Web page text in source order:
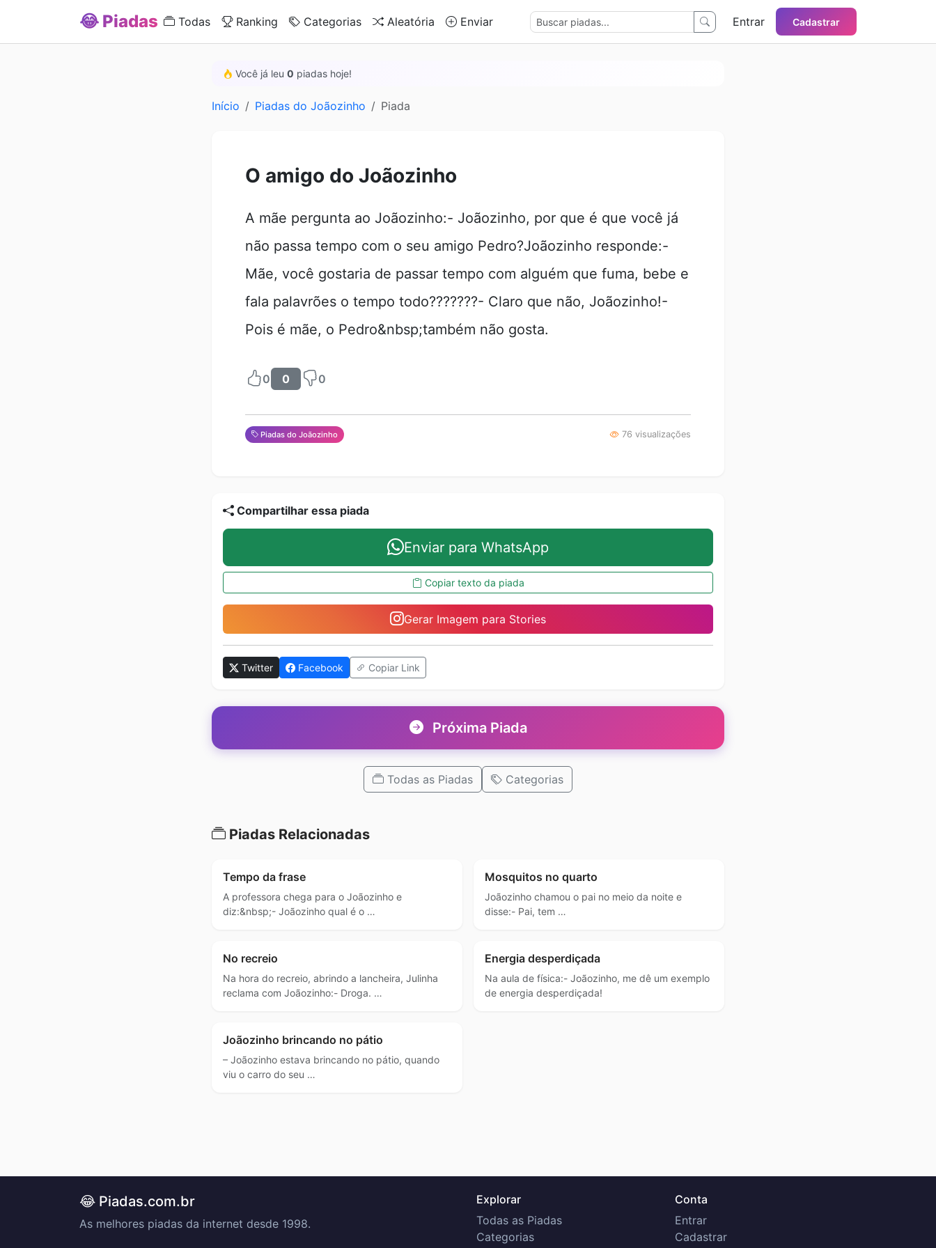
😂 Piadas Todas Ranking Categorias Aleatória Enviar Entrar Cadastrar
Você já leu 0 piadas hoje!
Início Piadas do Joãozinho Piada
O amigo do Joãozinho
A mãe pergunta ao Joãozinho:- Joãozinho, por que é que você já
não passa tempo com o seu amigo Pedro?Joãozinho responde:-
Mãe, você gostaria de passar tempo com alguém que fuma, bebe e
fala palavrões o tempo todo???????- Claro que não, Joãozinho!-
Pois é mãe, o Pedro&nbsp;também não gosta.
0 0 0
Piadas do Joãozinho 76 visualizações
Compartilhar essa piada
Enviar para WhatsApp
Copiar texto da piada
Gerar Imagem para Stories
Twitter Facebook Copiar Link
Próxima Piada
Todas as Piadas Categorias
Piadas Relacionadas
Tempo da frase
A professora chega para o Joãozinho e
diz:&nbsp;- Joãozinho qual é o …
Mosquitos no quarto
Joãozinho chamou o pai no meio da noite e
disse:- Pai, tem …
No recreio
Na hora do recreio, abrindo a lancheira, Julinha
reclama com Joãozinho:- Droga. …
Energia desperdiçada
Na aula de física:- Joãozinho, me dê um exemplo
de energia desperdiçada!
Joãozinho brincando no pátio
– Joãozinho estava brincando no pátio, quando
viu o carro do seu …
😂 Piadas.com.br
As melhores piadas da internet desde 1998.
Explorar
Todas as Piadas
Categorias
Conta
Entrar
Cadastrar